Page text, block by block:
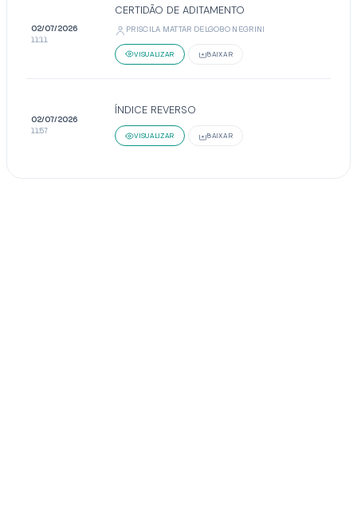
02/07/2026
11:11
CERTIDÃO DE ADITAMENTO
PRISCILA MATTAR DELGOBO NEGRINI
VISUALIZAR BAIXAR
02/07/2026
11:57
ÍNDICE REVERSO
VISUALIZAR BAIXAR